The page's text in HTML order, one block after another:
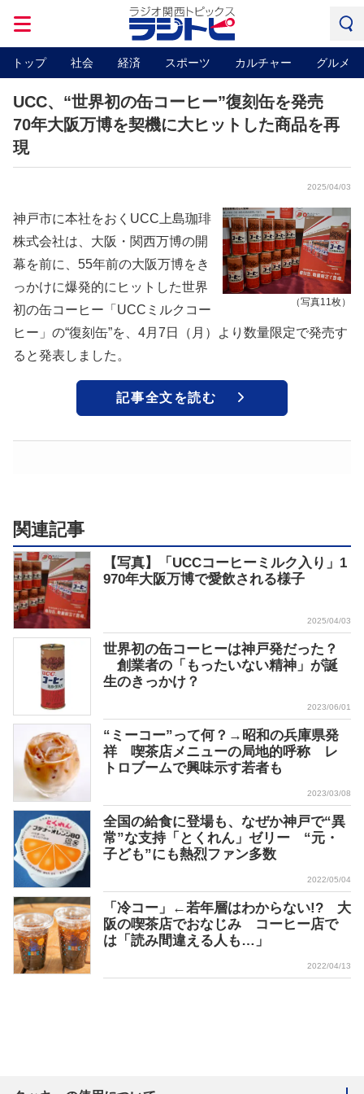
トップ 社会 経済 スポーツ カルチャー グルメ
UCC、“世界初の缶コーヒー”復刻缶を発売
70年大阪万博を契機に大ヒットした商品を再
現
2025/04/03
（写真11枚）
神戸市に本社をおくUCC上島珈琲
株式会社は、大阪・関西万博の開
幕を前に、55年前の大阪万博をき
っかけに爆発的にヒットした世界
初の缶コーヒー「UCCミルクコー
ヒー」の“復刻缶”を、4月7日（月）より数量限定で発売す
ると発表しました。
記事全文を読む
関連記事
【写真】「UCCコーヒーミルク入り」1
970年大阪万博で愛飲される様子
2025/04/03
世界初の缶コーヒーは神戸発だった？
創業者の「もったいない精神」が誕
生のきっかけ？
2023/06/01
“ミーコー”って何？→昭和の兵庫県発
祥 喫茶店メニューの局地的呼称 レ
トロブームで興味示す若者も
2023/03/08
全国の給食に登場も、なぜか神戸で“異
常”な支持「とくれん」ゼリー “元・
子ども”にも熱烈ファン多数
2022/05/04
「冷コー」←若年層はわからない!? 大
阪の喫茶店でおなじみ コーヒー店で
は「読み間違える人も…」
2022/04/13